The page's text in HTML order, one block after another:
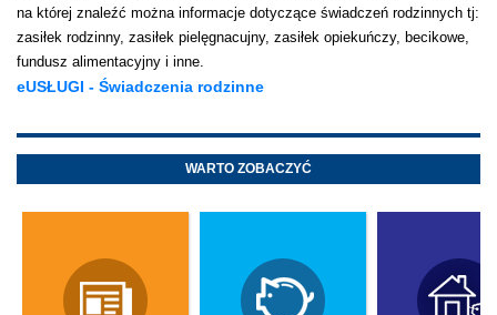
na której znaleźć można informacje dotyczące świadczeń rodzinnych tj:
zasiłek rodzinny, zasiłek pielęgnacujny, zasiłek opiekuńczy, becikowe,
fundusz alimentacyjny i inne.
eUSŁUGI - Świadczenia rodzinne
WARTO ZOBACZYĆ